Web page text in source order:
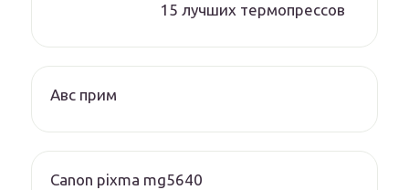
15 лучших термопрессов
Авс прим
Canon pixma mg5640